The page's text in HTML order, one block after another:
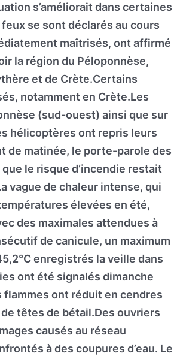
s’améliorait dans certaines
se sont déclarés au cours
maîtrisés, ont affirmé
la région du Péloponnèse,
et de Crète.Certains
notamment en Crète.Les
(sud-ouest) ainsi que sur
hélicoptères ont repris leurs
de matinée, le porte-parole des
le risque d’incendie restait
vague de chaleur intense, qui
élevées en été,
des maximales attendues à
de canicule, un maximum
enregistrés la veille dans
ont été signalés dimanche
flammes ont réduit en cendres
têtes de bétail.Des ouvriers
causés au réseau
à des coupures d’eau. Le